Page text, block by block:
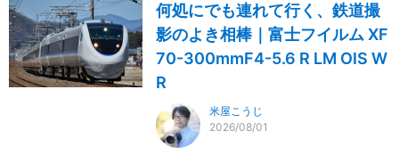
何処にでも連れて行く、鉄道撮
影のよき相棒｜富士フイルム XF
70-300mmF4-5.6 R LM OIS W
R
米屋こうじ
2026/08/01